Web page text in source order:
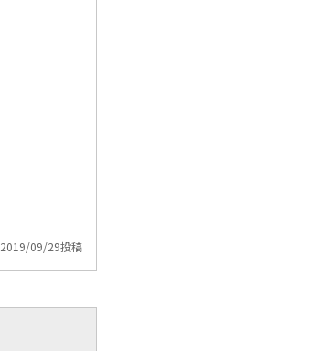
2019/09/29投稿